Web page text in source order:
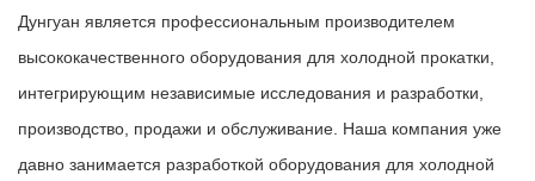
Дунгуан является профессиональным производителем
высококачественного оборудования для холодной прокатки,
интегрирующим независимые исследования и разработки,
производство, продажи и обслуживание. Наша компания уже
давно занимается разработкой оборудования для холодной